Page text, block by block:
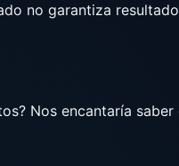
no garantiza
Nos encantaría saber